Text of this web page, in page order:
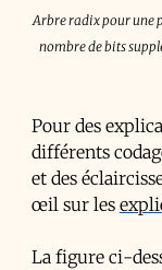
Arbre radix pour une
nombre de bits
Pour des
différents
et des
œil sur les
La figure ci-